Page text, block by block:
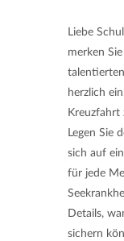
Liebe
merken
herzlich
Kreuzfahrt
Legen Sie
sich auf
für jede
Details,
sichern